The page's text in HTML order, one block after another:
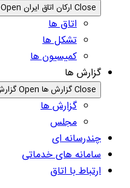
Close ارکان اتاق ایران Open ارکان اتاق ایران
اتاق ها
تشکل ها
کمیسیون ها
گزارش ها
Close گزارش ها Open گزارش ها
گزارش ها
مجلس
چندرسانه ای
سامانه های خدماتی
ارتباط با اتاق